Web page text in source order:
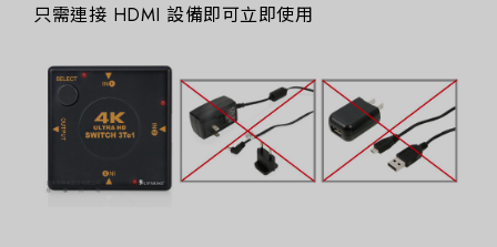
只需連接 HDMI 設備即可立即使用